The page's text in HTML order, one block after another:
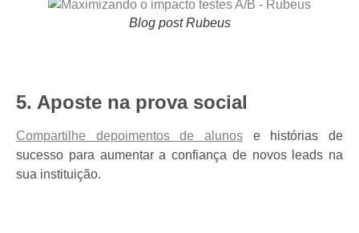
Blog post Rubeus
5. Aposte na prova social
Compartilhe depoimentos de alunos e histórias de
sucesso para aumentar a confiança de novos leads na
sua instituição.